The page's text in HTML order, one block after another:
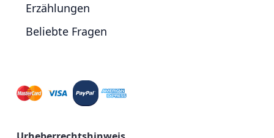
Erzählungen
Beliebte Fragen